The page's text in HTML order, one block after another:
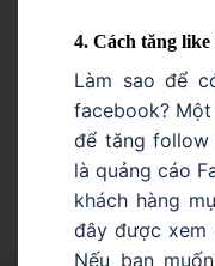
4. Cách tăng like
Làm sao để
facebook?
để tăng follow
là quảng cáo
khách hàng
đây được xem
Nếu bạn